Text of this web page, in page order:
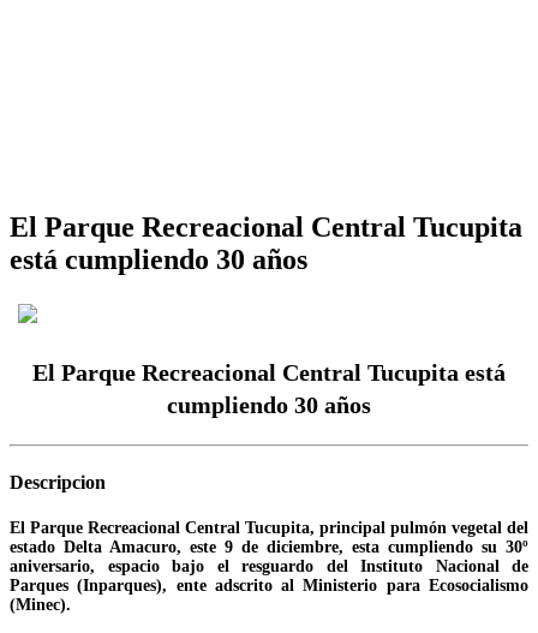
El Parque Recreacional Central Tucupita
está cumpliendo 30 años
El Parque Recreacional Central Tucupita está
cumpliendo 30 años
Descripcion
El Parque Recreacional Central Tucupita, principal pulmón vegetal del
estado Delta Amacuro, este 9 de diciembre, esta cumpliendo su 30º
aniversario, espacio bajo el resguardo del Instituto Nacional de
Parques (Inparques), ente adscrito al Ministerio para Ecosocialismo
(Minec).